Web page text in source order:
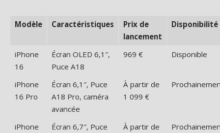
Modèle Caractéristiques
Prix de
lancement
Disponibilité
iPhone
16
Écran OLED 6,1″,
Puce A18
969 € Disponible
iPhone
16 Pro
Écran 6,1″, Puce
A18 Pro, caméra
avancée
À partir de
1 099 €
iPhone
Écran 6,7″, Puce
À partir de